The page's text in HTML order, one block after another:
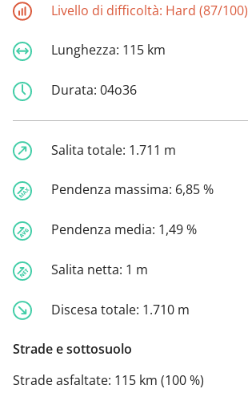
Livello di difficoltà: Hard (87/100)
Lunghezza: 115 km
Durata: 04o36
Salita totale: 1.711 m
Pendenza massima: 6,85 %
Pendenza media: 1,49 %
Salita netta: 1 m
Discesa totale: 1.710 m
Strade e sottosuolo
Strade asfaltate: 115 km (100 %)